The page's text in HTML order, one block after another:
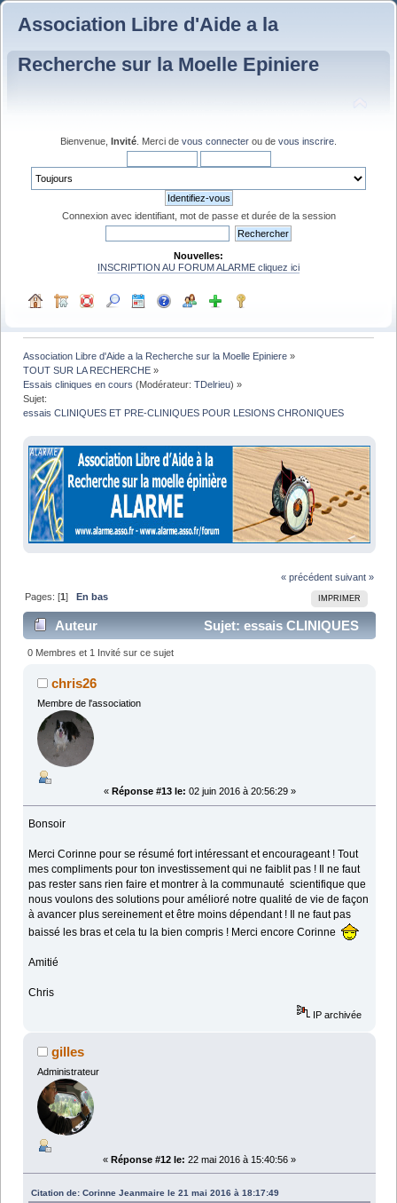
Association Libre d'Aide a la
Recherche sur la Moelle Epiniere
Bienvenue, Invité . Merci de vous connecter ou de vous inscrire
Connexion avec identifiant, mot de passe et durée de la session
Nouvelles:
INSCRIPTION AU FORUM ALARME cliquez ici
Association Libre d'Aide a la Recherche sur la Moelle Epiniere »
TOUT SUR LA RECHERCHE »
Essais cliniques en cours (Modérateur:TDelrieu) »
Sujet:
essais CLINIQUES ET PRE-CLINIQUES POUR LESIONS CHRONIQUES
« précédent suivant »
IMPRIMER
Pages: [1] En bas
Auteur
Sujet: essais CLINIQUES
ET PRE-CLINIQUES POUR LESIONS CHRONIQUES
(Lu 48124 fois)
0 Membres et 1 Invité sur ce sujet
chris26
Membre de l'association
« Réponse #13 le: 02 juin 2016 à 20:56:29 »
Bonsoir
Merci Corinne pour se résumé fort intéressant et encourageant ! Tout
mes compliments pour ton investissement qui ne faiblit pas ! Il ne faut
pas rester sans rien faire et montrer à la communauté scientifique que
nous voulons des solutions pour amélioré notre qualité de vie de façon
à avancer plus sereinement et être moins dépendant ! Il ne faut pas
baissé les bras et cela tu la bien compris ! Merci encore Corinne
Amitié
Chris
IP archivée
gilles
Administrateur
« Réponse #12 le: 22 mai 2016 à 15:40:56 »
Citation de: Corinne Jeanmaire le 21 mai 2016 à 18:17:49